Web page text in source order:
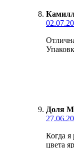
Доля
Когда я
цвета